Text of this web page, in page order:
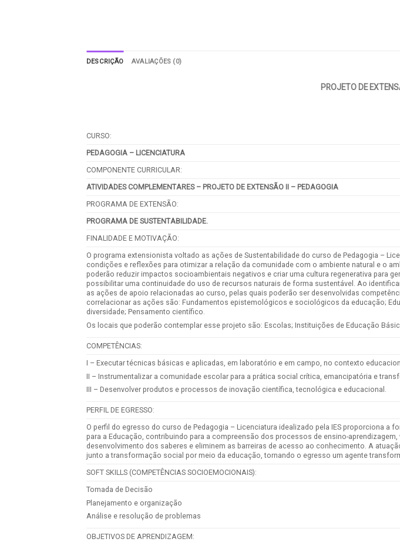
DESCRIÇÃO AVALIAÇÕES (0)
PROJETO DE
CURSO:
PEDAGOGIA – LICENCIATURA
COMPONENTE CURRICULAR:
ATIVIDADES COMPLEMENTARES – PROJETO DE EXTENSÃO II – PEDAGOGIA
PROGRAMA DE EXTENSÃO:
PROGRAMA DE SUSTENTABILIDADE.
FINALIDADE E MOTIVAÇÃO:
O programa extensionista voltado as ações de Sustentabilidade do curso de Pedagogia –
condições e reflexões para otimizar a relação da comunidade com o ambiente natural e o
poderão reduzir impactos socioambientais negativos e criar uma cultura regenerativa para
possibilitar uma continuidade do uso de recursos naturais de forma sustentável. Ao
as ações de apoio relacionadas ao curso, pelas quais poderão ser desenvolvidas
correlacionar as ações são: Fundamentos epistemológicos e sociológicos da educação;
diversidade; Pensamento científico.
Os locais que poderão contemplar esse projeto são: Escolas; Instituições de Educação
COMPETÊNCIAS:
I – Executar técnicas básicas e aplicadas, em laboratório e em campo, no contexto
II – Instrumentalizar a comunidade escolar para a prática social crítica, emancipatória e
III – Desenvolver produtos e processos de inovação científica, tecnológica e educacional.
PERFIL DE EGRESSO:
O perfil do egresso do curso de Pedagogia – Licenciatura idealizado pela IES proporciona
para a Educação, contribuindo para a compreensão dos processos de ensino-
desenvolvimento dos saberes e eliminem as barreiras de acesso ao conhecimento. A
junto a transformação social por meio da educação, tornando o egresso um agente
SOFT SKILLS (COMPETÊNCIAS SOCIOEMOCIONAIS):
Tomada de Decisão
Planejamento e organização
Análise e resolução de problemas
OBJETIVOS DE APRENDIZAGEM: